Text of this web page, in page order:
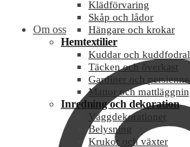
Om oss
Klädförvaring
Skåp och lådor
Hängare och krokar
Hemtextilier
Kuddar och kuddfodral
Täcken och överkast
Gardiner och
Mattor och
Inredning och dekoration
Väggdekorationer
Belysning
Krukor och växter